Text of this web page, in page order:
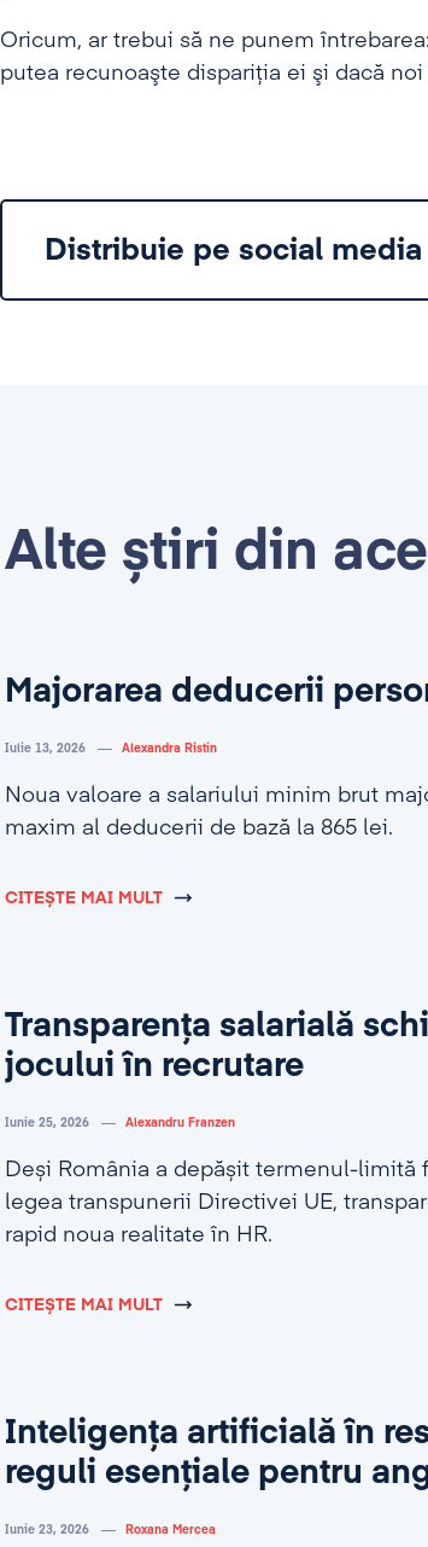
Oricum, ar trebui să ne punem
putea recunoaşte dispariţia ei şi dacă
Distribuie pe social media
Alte știri din
Majorarea deducerii
Iulie 13, 2026 Alexandra Ristin
Noua valoare a salariului minim brut
maxim al deducerii de bază la 865 lei.
CITEȘTE MAI MULT
Transparența salarială
jocului în recrutare
Iunie 25, 2026 Alexandru Franzen
Deși România a depășit termenul-limită
legea transpunerii Directivei UE,
rapid noua realitate în HR.
CITEȘTE MAI MULT
Inteligența artificială în
reguli esențiale pentru
Iunie 23, 2026 Roxana Mercea